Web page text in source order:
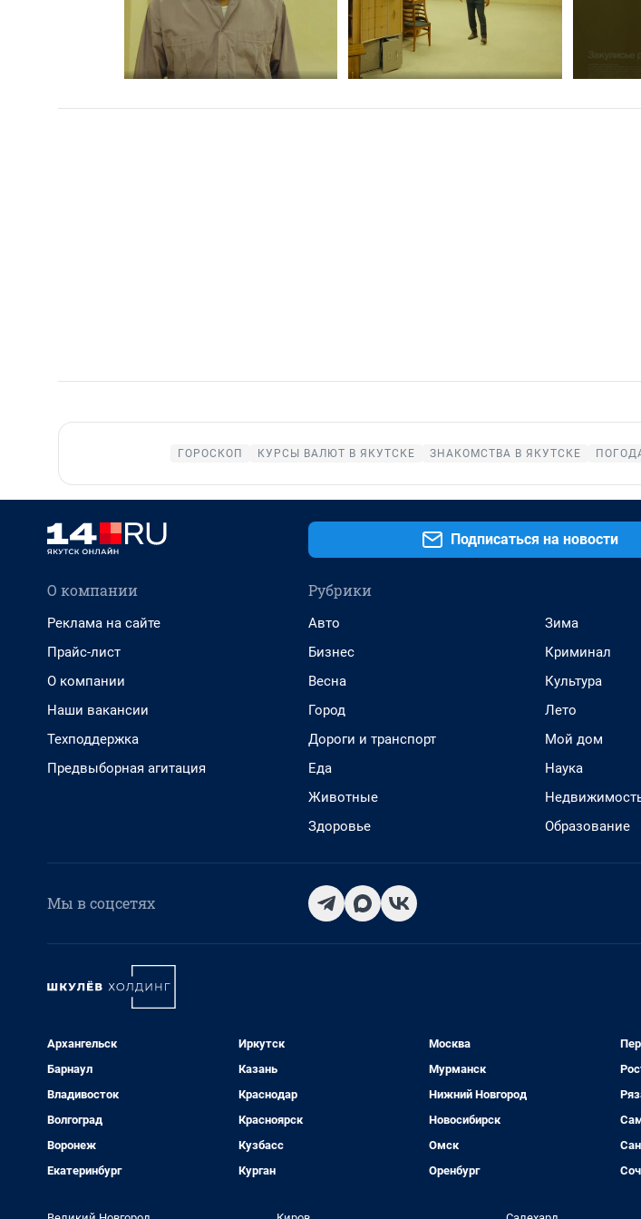
ГОРОСКОП КУРСЫ ВАЛЮТ В ЯКУТСКЕ ЗНАКОМСТВА В ЯКУТСКЕ
Подписаться на новости
О компании
Реклама на сайте
Прайс-лист
О компании
Наши вакансии
Техподдержка
Предвыборная агитация
Рубрики
Авто
Бизнес
Весна
Город
Дороги и транспорт
Еда
Животные
Здоровье
Зима
Криминал
Культура
Лето
Мой дом
Наука
Образование
Мы в соцсетях
Архангельск
Барнаул
Владивосток
Волгоград
Воронеж
Екатеринбург
Иркутск
Казань
Краснодар
Красноярск
Кузбасс
Курган
Москва
Мурманск
Нижний Новгород
Новосибирск
Омск
Оренбург